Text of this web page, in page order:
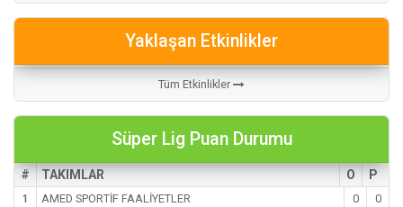
Yaklaşan Etkinlikler
Tüm Etkinlikler
Süper Lig Puan Durumu
# TAKIMLAR O P
1 AMED SPORTİF FAALİYETLER 0
0